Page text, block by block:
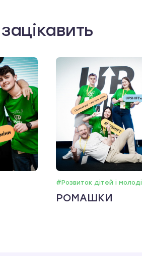
#Розвиток дітей і молоді
РОМАШКИ